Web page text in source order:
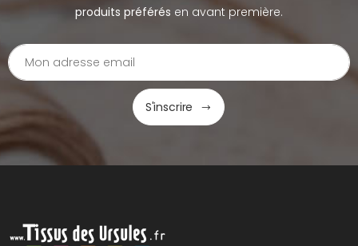
produits préférés en avant première.
S'inscrire